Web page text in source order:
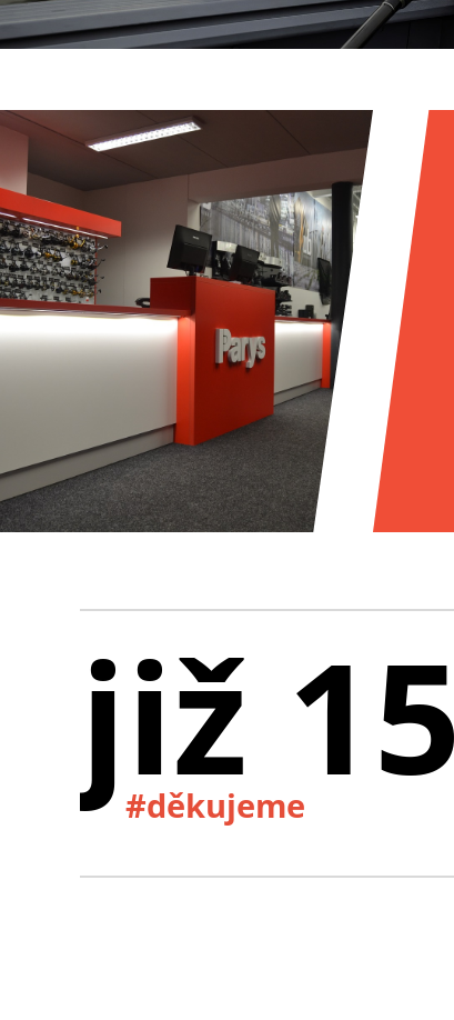
již
#děkujeme